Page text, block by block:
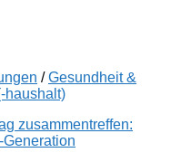
/Gesundheit &
haushalt)
zusammentreffen: